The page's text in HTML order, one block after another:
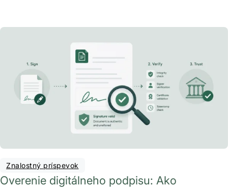
Znalostný príspevok
Overenie digitálneho podpisu: Ako